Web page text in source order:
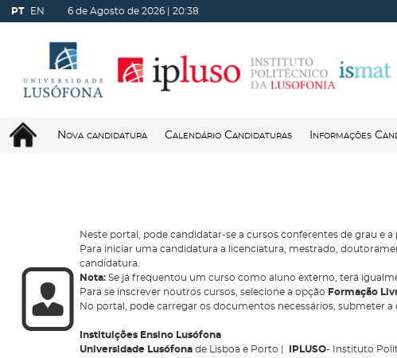
PT EN 6 de Agosto de 2026 | 20:38
Nova candidatura Calendário Candidaturas Informações
Neste portal, pode candidatar-se a cursos conferentes de grau e
Para iniciar uma candidatura a licenciatura, mestrado,
candidatura.
Nota: Se já frequentou um curso como aluno externo, terá
Para se inscrever noutros cursos, selecione a opção Formação
No portal, pode carregar os documentos necessários, submeter
Instituições Ensino Lusófona
Universidade Lusófona de Lisboa e Porto | IPLUSO- Instituto